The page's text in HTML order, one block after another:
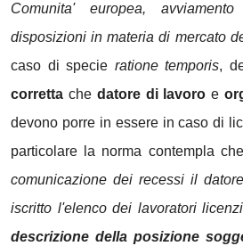
Comunita' europea,
disposizioni in materia di mercato
caso di specie ratione temporis,
corretta che datore di lavoroe
devono porre in essere in caso di
particolare la norma contempla che
comunicazione dei recessi il
iscritto l'elenco dei lavoratori
descrizione della posizione